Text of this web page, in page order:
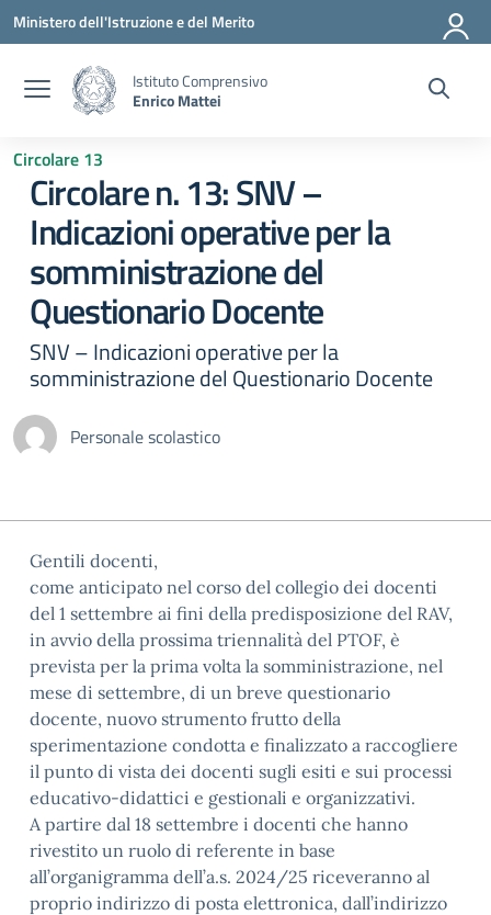
Vai ai contenuti
Vai al menu di navigazione
Vai al footer
Ministero dell'Istruzione e del Merito
Istituto Comprensivo
Enrico Mattei
Circolare 13
Circolare n. 13: SNV –
Indicazioni operative per la
somministrazione del
Questionario Docente
SNV – Indicazioni operative per la
somministrazione del Questionario Docente
Personale scolastico
Gentili docenti,
come anticipato nel corso del collegio dei docenti
del 1 settembre ai fini della predisposizione del RAV,
in avvio della prossima triennalità del PTOF, è
prevista per la prima volta la somministrazione, nel
mese di settembre, di un breve questionario
docente, nuovo strumento frutto della
sperimentazione condotta e finalizzato a raccogliere
il punto di vista dei docenti sugli esiti e sui processi
educativo-didattici e gestionali e organizzativi.
A partire dal 18 settembre i docenti che hanno
rivestito un ruolo di referente in base
all’organigramma dell’a.s. 2024/25 riceveranno al
proprio indirizzo di posta elettronica, dall’indirizzo